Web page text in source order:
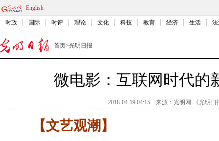
English
时政 国际 时评 理论 文化 科技 教育 经济 生活
首页>光明日报
微电影：互联网时代的
2018-04-19 04:15 来源： 光明网-《光明日
【文艺观潮】